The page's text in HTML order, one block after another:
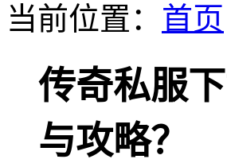
当前位置： 首页
传奇私服
与攻略？